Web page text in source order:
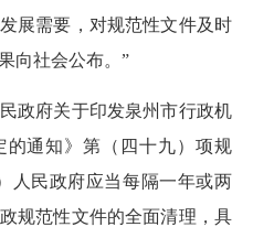
展需要，对规范性文件及时
向社会公布。”
府关于印发泉州市行政机
的通知》第（四十九）项规
人民政府应当每隔一年或两
规范性文件的全面清理，具